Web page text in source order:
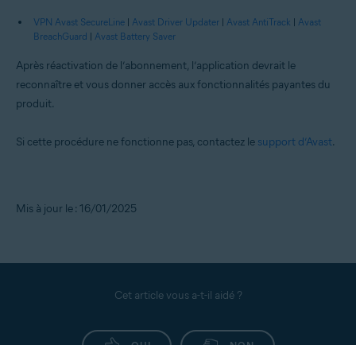
VPN Avast SecureLine | Avast Driver Updater | Avast AntiTrack | Avast
BreachGuard | Avast Battery Saver
Après réactivation de l’abonnement, l’application devrait le
reconnaître et vous donner accès aux fonctionnalités payantes du
produit.
Si cette procédure ne fonctionne pas, contactez le support d’Avast.
Mis à jour le : 16/01/2025
Cet article vous a-t-il aidé ?